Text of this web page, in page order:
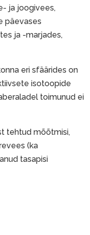
ja joogivees,
päevases
ja -marjades,
eri sfäärides on
isotoopide
toimunud ei
tehtud mõõtmisi,
(ka
tasapisi